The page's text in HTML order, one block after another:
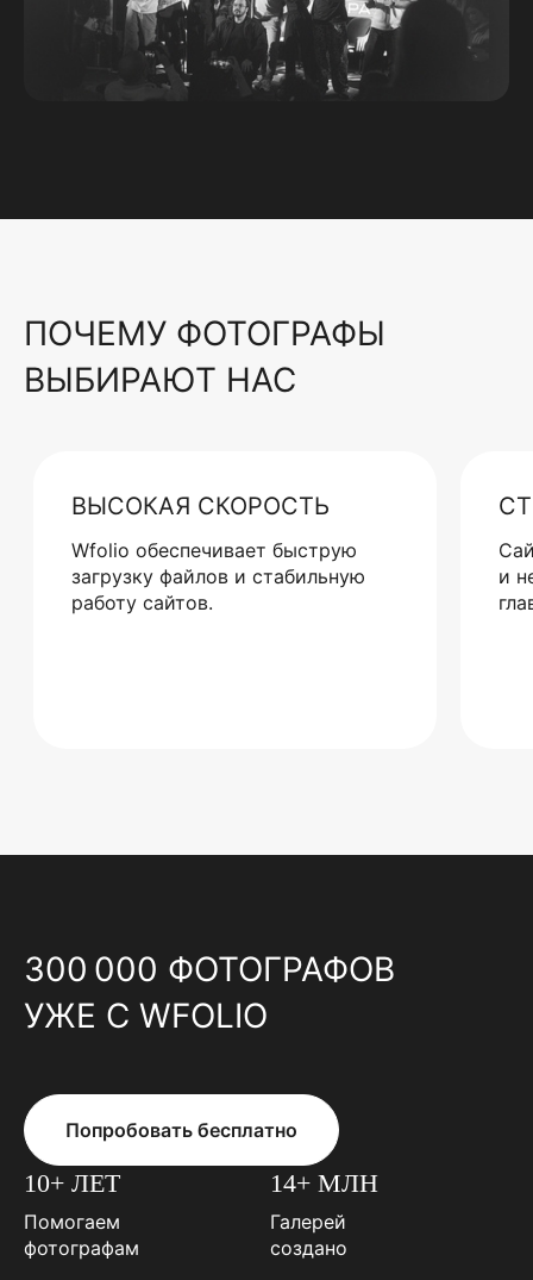
ПОЧЕМУ ФОТОГРАФЫ
ВЫБИРАЮТ НАС
ВЫСОКАЯ СКОРОСТЬ
Wfolio обеспечивает быструю
загрузку файлов и стабильную
работу сайтов.
и
300 000 ФОТОГРАФОВ
УЖЕ С WFOLIO
Попробовать бесплатно
10+ ЛЕТ
Помогаем
фотографам
14+ МЛН
Галерей
создано